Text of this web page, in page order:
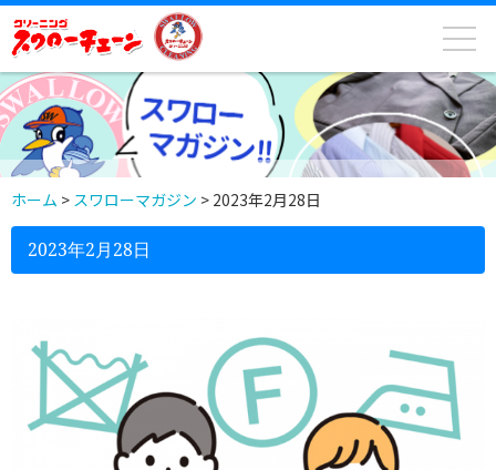
ホーム > スワローマガジン > 2023年2月28日
2023年2月28日